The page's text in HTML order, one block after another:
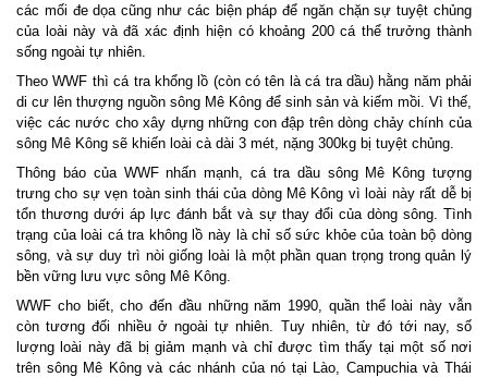
các mối đe dọa cũng như các biện pháp để ngăn chặn sự tuyệt chủng
của loài này và đã xác định hiện có khoảng 200 cá thể trưởng thành
sống ngoài tự nhiên.
Theo WWF thì cá tra khổng lồ (còn có tên là cá tra dầu) hằng năm phải
di cư lên thượng nguồn sông Mê Kông để sinh sản và kiếm mồi. Vì thế,
việc các nước cho xây dựng những con đập trên dòng chảy chính của
sông Mê Kông sẽ khiến loài cà dài 3 mét, nặng 300kg bị tuyệt chủng.
Thông báo của WWF nhấn mạnh, cá tra dầu sông Mê Kông tượng
trưng cho sự vẹn toàn sinh thái của dòng Mê Kông vì loài này rất dễ bị
tổn thương dưới áp lực đánh bắt và sự thay đổi của dòng sông. Tình
trạng của loài cá tra không lồ này là chỉ số sức khỏe của toàn bộ dòng
sông, và sự duy trì nòi giống loài là một phần quan trọng trong quản lý
bền vững lưu vực sông Mê Kông.
WWF cho biết, cho đến đầu những năm 1990, quần thể loài này vẫn
còn tương đối nhiều ở ngoài tự nhiên. Tuy nhiên, từ đó tới nay, số
lượng loài này đã bị giảm mạnh và chỉ được tìm thấy tại một số nơi
trên sông Mê Kông và các nhánh của nó tại Lào, Campuchia và Thái